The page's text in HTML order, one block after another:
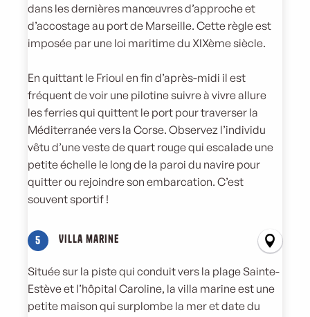
dans les dernières manœuvres d’approche et
d’accostage au port de Marseille. Cette règle est
imposée par une loi maritime du XIXème siècle.
En quittant le Frioul en fin d’après-midi il est
fréquent de voir une pilotine suivre à vivre allure
les ferries qui quittent le port pour traverser la
Méditerranée vers la Corse. Observez l’individu
vêtu d’une veste de quart rouge qui escalade une
petite échelle le long de la paroi du navire pour
quitter ou rejoindre son embarcation. C’est
souvent sportif !
5 Villa marine
Située sur la piste qui conduit vers la plage Sainte-
Estève et l’hôpital Caroline, la villa marine est une
petite maison qui surplombe la mer et date du